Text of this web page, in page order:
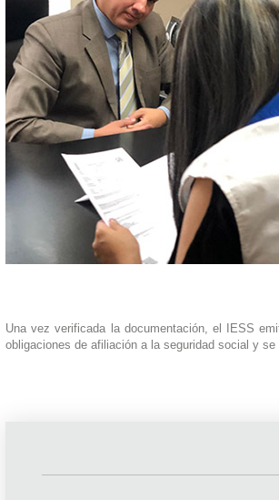
Una vez verificada la documentación, el IESS
obligaciones de afiliación a la seguridad social y